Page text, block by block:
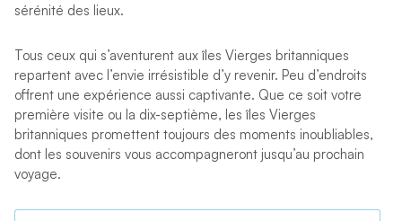
sérénité des lieux.
Tous ceux qui s’aventurent aux îles Vierges britanniques
repartent avec l’envie irrésistible d’y revenir. Peu d’endroits
offrent une expérience aussi captivante. Que ce soit votre
première visite ou la dix-septième, les îles Vierges
britanniques promettent toujours des moments inoubliables,
dont les souvenirs vous accompagneront jusqu’au prochain
voyage.